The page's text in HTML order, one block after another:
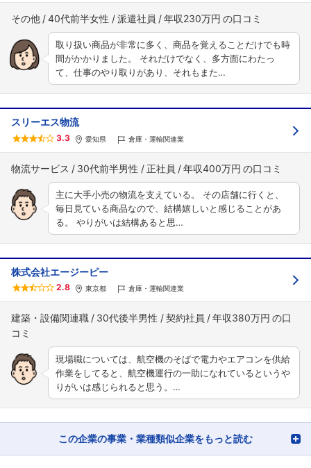
その他 40代前半女性 派遣社員 年収230万円
取り扱い商品が非常に多く、商品を覚えることだけでも時
間がかかりました。 それだけでなく、多方面にわたっ
て、仕事のやり取りがあり、それもまた…
スリーエス物流
3.3 愛知県 倉庫・運輸関連業
物流サービス 30代前半男性 正社員 年収400万円
主に大手小売の物流を支えている。 その店舗に行くと、
毎日見ている商品なので、結構嬉しいと感じることがあ
る。 やりがいは結構あると思…
株式会社エージーピー
2.8 東京都 倉庫・運輸関連業
建築・設備関連職 30代後半男性 契約社員 年収380万円
現場職については、航空機のそばで電力やエアコンを供給
作業をしてると、航空機運行の一助になれているというや
りがいは感じられると思う。…
この企業の事業・業種類似企業をもっと読む